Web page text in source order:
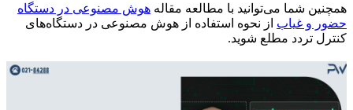
همچنین شما می‌توانید با مطالعه مقاله هوش مصنوعی در دستگاه
حضور و غیاب از نحوه استفاده از هوش مصنوعی در دستگاه‌های
کنترل تردد مطلع شوید.